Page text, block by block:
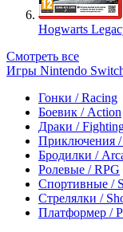
Hogwarts
Смотреть все
Игры Nintendo
Гонки / Racing
Боевик / Action
Драки /
Приключения /
Бродилки /
Ролевые / RPG
Спортивные /
Стрелялки /
Платформер /